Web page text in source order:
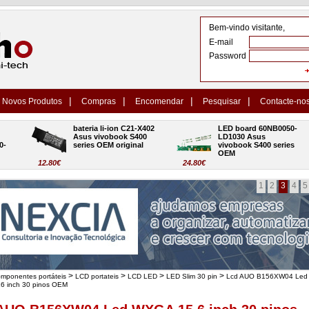
Bem-vindo visitante,
E-mail
Password
Novos Produtos | Compras | Encomendar | Pesquisar | Contacte-
12.80€
bateria li-ion C21-X402
Asus vivobook S400
series OEM original
24.80€
LED board 60NB0050-
LD1030 Asus
vivobook S400 series
OEM
1 2 3 4 5
portáteis > LCD portateis > LCD LED > LED Slim 30 pin > Lcd AUO B156XW04 Led
inch 30 pinos OEM